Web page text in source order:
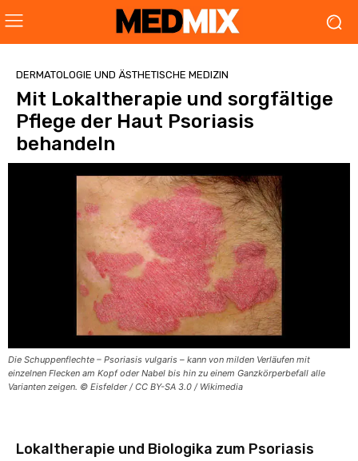
DERMATOLOGIE UND ÄSTHETISCHE MEDIZIN
Mit Lokaltherapie und sorgfältige
Pflege der Haut Psoriasis
behandeln
Die Schuppenflechte – Psoriasis vulgaris – kann von milden Verläufen mit
einzelnen Flecken am Kopf oder Nabel bis hin zu einem Ganzkörperbefall alle
Varianten zeigen. © Eisfelder / CC BY-SA 3.0 / Wikimedia
Lokaltherapie und Biologika zum Psoriasis